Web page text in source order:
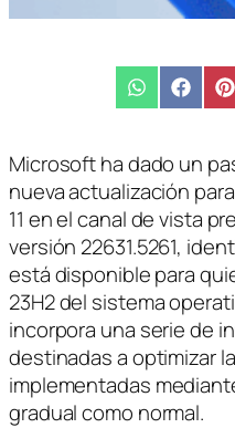
Compartir
en
WhatsApp
en
Microsoft ha dado un
nueva actualización
11 en el canal de vista
versión 22631.5261,
está disponible para
23H2 del sistema
incorpora una serie de
destinadas a optimizar
implementadas
gradual como normal.